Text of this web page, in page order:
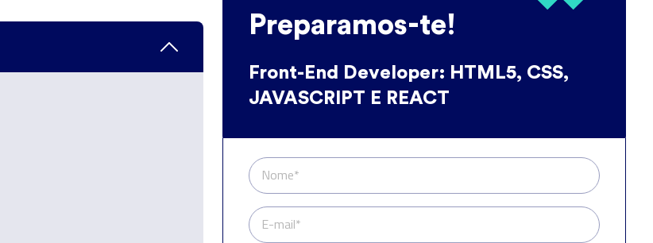
Preparamos-te!
Front-End Developer: HTML5, CSS,
JAVASCRIPT E REACT
Nome*
E-mail*